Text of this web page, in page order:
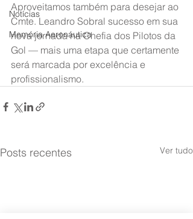
Notícias
Memória Aeronáutica
Aproveitamos também para desejar ao
Cmte. Leandro Sobral sucesso em sua
nova jornada na Chefia dos Pilotos da
Gol — mais uma etapa que certamente
será marcada por excelência e
profissionalismo.
Posts recentes Ver tudo